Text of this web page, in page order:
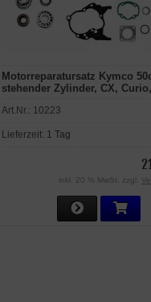
Motorreparatursatz Kymco
stehender Zylinder, CX,
Message, Sym DD, Fiddle,
Art.Nr.: 10223
Lieferzeit: 1 Tag
inkl. 20 % MwSt. zzgl.